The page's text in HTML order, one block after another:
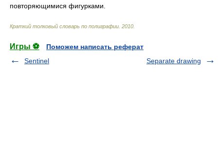
повторяющимися фигурками.
Краткий толковый словарь по полиграфии 2010
Игры ⚽
Поможем написать реферат
Sentinel
Separate drawing